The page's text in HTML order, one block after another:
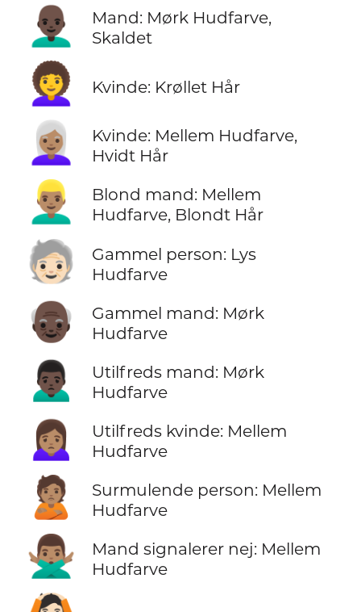
👨🏿‍🦲
Mand: Mørk Hudfarve,
Skaldet
👩‍🦱 Kvinde: Krøllet Hår
👩🏽‍🦳
Kvinde: Mellem Hudfarve,
Hvidt Hår
👱🏽‍♂️
Blond mand: Mellem
Hudfarve, Blondt Hår
🧓🏻
Gammel person: Lys
Hudfarve
👴🏿
Gammel mand: Mørk
Hudfarve
🙍🏿‍♂️
Utilfreds mand: Mørk
Hudfarve
🙍🏽‍♀️
Utilfreds kvinde: Mellem
Hudfarve
🙎🏽
Surmulende person: Mellem
Hudfarve
🙅🏽‍♂️
Mand signalerer nej: Mellem
Hudfarve